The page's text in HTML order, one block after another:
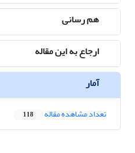
هم رسانی
ارجاع به این مقاله
آمار
تعداد مشاهده مقاله 118